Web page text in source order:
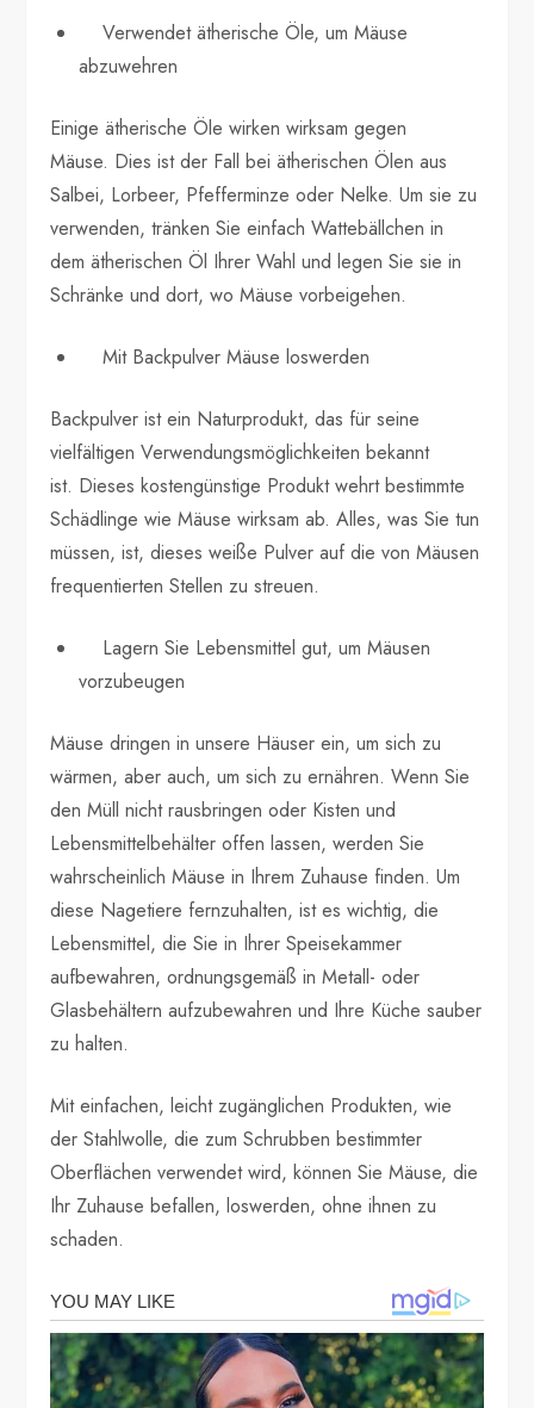
Verwendet ätherische Öle, um Mäuse
abzuwehren
Einige ätherische Öle wirken wirksam gegen
Mäuse. Dies ist der Fall bei ätherischen Ölen aus
Salbei, Lorbeer, Pfefferminze oder Nelke. Um sie zu
verwenden, tränken Sie einfach Wattebällchen in
dem ätherischen Öl Ihrer Wahl und legen Sie sie in
Schränke und dort, wo Mäuse vorbeigehen.
Mit Backpulver Mäuse loswerden
Backpulver ist ein Naturprodukt, das für seine
vielfältigen Verwendungsmöglichkeiten bekannt
ist. Dieses kostengünstige Produkt wehrt bestimmte
Schädlinge wie Mäuse wirksam ab. Alles, was Sie tun
müssen, ist, dieses weiße Pulver auf die von Mäusen
frequentierten Stellen zu streuen.
Lagern Sie Lebensmittel gut, um Mäusen
vorzubeugen
Mäuse dringen in unsere Häuser ein, um sich zu
wärmen, aber auch, um sich zu ernähren. Wenn Sie
den Müll nicht rausbringen oder Kisten und
Lebensmittelbehälter offen lassen, werden Sie
wahrscheinlich Mäuse in Ihrem Zuhause finden. Um
diese Nagetiere fernzuhalten, ist es wichtig, die
Lebensmittel, die Sie in Ihrer Speisekammer
aufbewahren, ordnungsgemäß in Metall- oder
Glasbehältern aufzubewahren und Ihre Küche sauber
zu halten.
Mit einfachen, leicht zugänglichen Produkten, wie
der Stahlwolle, die zum Schrubben bestimmter
Oberflächen verwendet wird, können Sie Mäuse, die
Ihr Zuhause befallen, loswerden, ohne ihnen zu
schaden.